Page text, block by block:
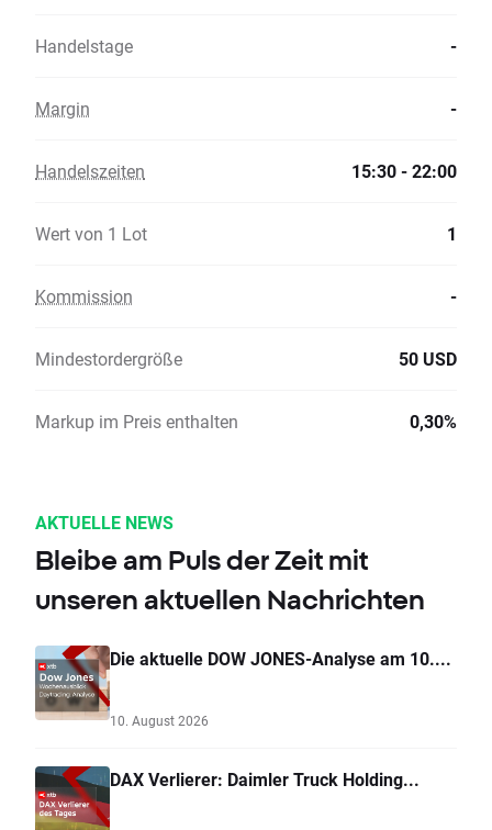
Handelstage -
Margin -
Handelszeiten 15:30 - 22:00
Wert von 1 Lot 1
Kommission -
Mindestordergröße 50 USD
Markup im Preis enthalten 0,30%
AKTUELLE NEWS
Bleibe am Puls der Zeit mit
unseren aktuellen Nachrichten
Die aktuelle DOW JONES-Analyse am 10....
10. August 2026
DAX Verlierer: Daimler Truck Holding...